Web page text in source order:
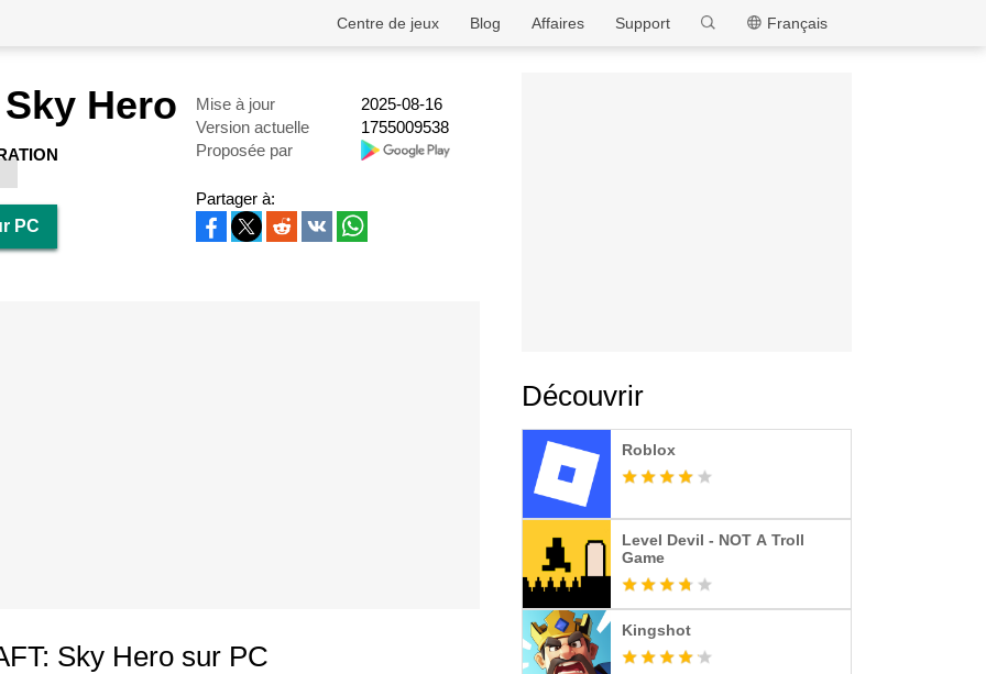
MEmu
Français
Support
Affaires
Blog
Centre de jeux
Hero Mise à jour
2025-08-16
Version actuelle
1755009538
Proposée par
PC
Partager à:
Sky Hero sur PC
Découvrir
Roblox
Level Devil - NOT A Troll
Game
Kingshot